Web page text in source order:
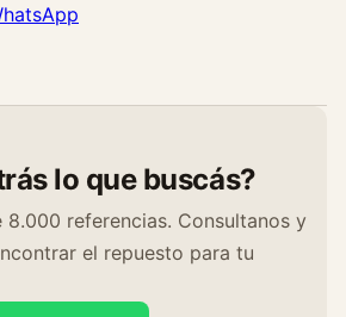
lo que buscás?
8.000 referencias. Consultanos y
el repuesto para tu